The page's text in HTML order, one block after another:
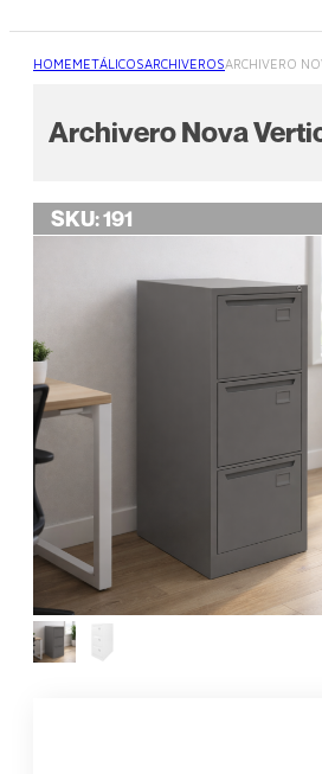
HOMEMETÁLICOSARCHIVEROSARCHIVERO
Archivero Nova
SKU:191